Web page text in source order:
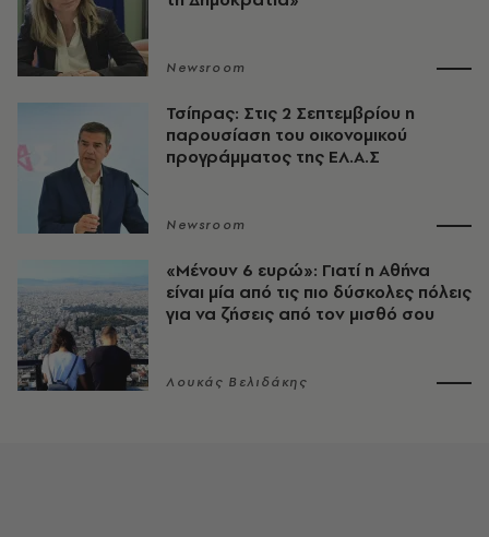
Newsroom
Τσίπρας: Στις 2 Σεπτεμβρίου η
παρουσίαση του οικονομικού
προγράμματος της ΕΛ.Α.Σ
Newsroom
«Μένουν 6 ευρώ»: Γιατί η Αθήνα
είναι μία από τις πιο δύσκολες πόλεις
για να ζήσεις από τον μισθό σου
Λουκάς Βελιδάκης